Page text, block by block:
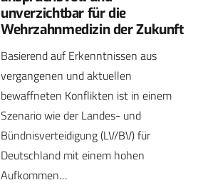
unverzichtbar für die
Wehrzahnmedizin der Zukunft
Basierend auf Erkenntnissen aus
vergangenen und aktuellen
bewaffneten Konflikten ist in einem
Szenario wie der Landes- und
Bündnisverteidigung (LV/BV) für
Deutschland mit einem hohen
Aufkommen…